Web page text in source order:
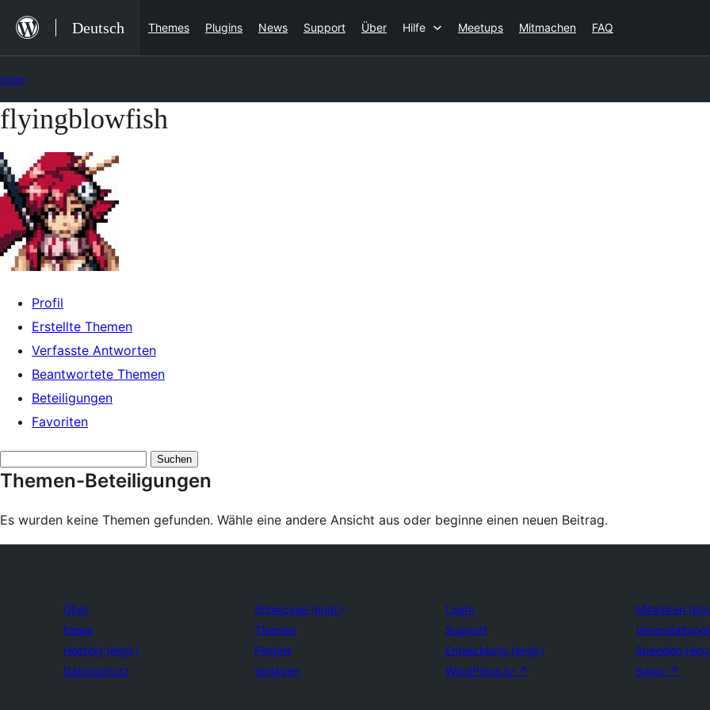
Inhalt
springen
Deutsch Themes Plugins News Support Über Hilfe Meetups Mitmachen FAQ
Zum
Inhalt
springen
flyingblowfish
Profil
Erstellte Themen
Verfasste Antworten
Beantwortete Themen
Beteiligungen
Favoriten
suchen:
Themen-Beteiligungen
Es wurden keine Themen gefunden. Wähle eine andere Ansicht aus oder beginne einen neuen Beitrag.
Über
News
Hosting (engl.)
Datenschutz
Showcase (engl.)
Themes
Plugins
Vorlagen
Learn
Support
Entwicklung (engl.)
WordPress.tv ↗
Mitwirken
Spenden
Swag ↗